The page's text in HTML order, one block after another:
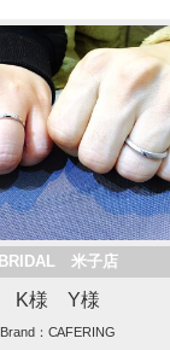
BRIDAL 米子店
K様 Y様
Brand：CAFERING